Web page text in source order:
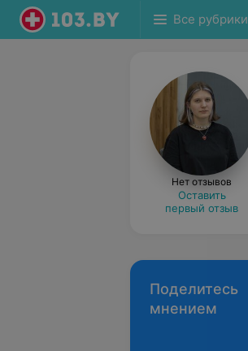
Все рубрики
Нет отзывов
Оставить
первый отзыв
Поделитесь
мнением